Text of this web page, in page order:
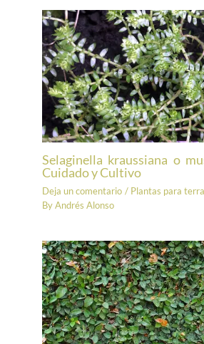
Selaginella kraussiana o
Cuidado y Cultivo
Deja un comentario / Plantas para
ByAndrés Alonso